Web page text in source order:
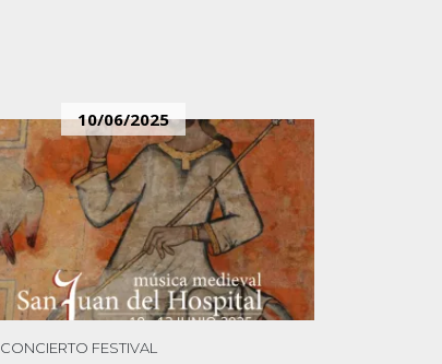
10/06/2025
CONCIERTO FESTIVAL